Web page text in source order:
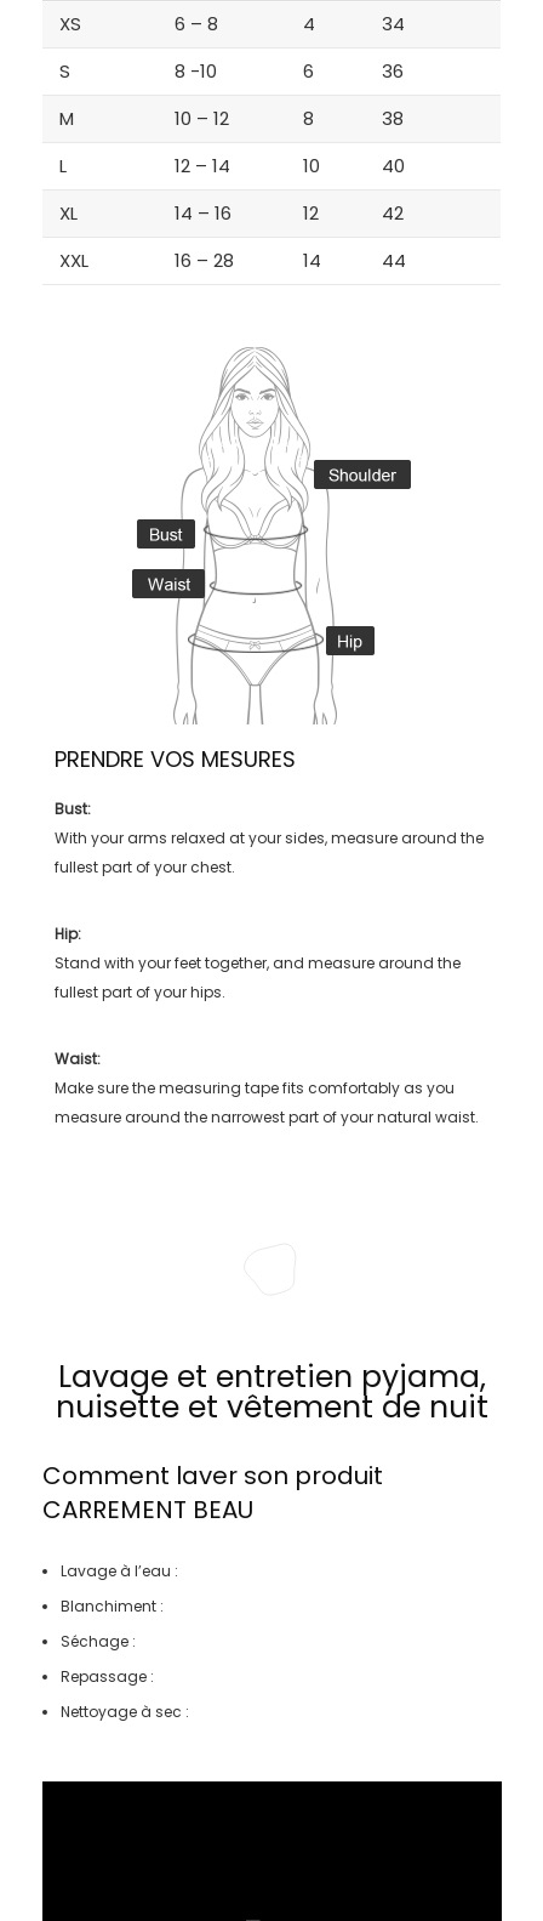
XS
6 – 8 4
34
S
8 -10 6
36
M
10 – 12 8
38
L
12 – 14 10
40
XL
14 – 16 12
42
XXL
16 – 28 14 44
PRENDRE VOS MESURES
Bust:
With your arms relaxed at your sides, measure around the
fullest part of your chest.
Hip:
Stand with your feet together, and measure around the
fullest part of your hips.
Waist:
Make sure the measuring tape fits comfortably as you
measure around the narrowest part of your natural waist.
Lavage et entretien pyjama,
nuisette et vêtement de nuit
Comment laver son produit
CARREMENT BEAU
Lavage à l’eau :
Blanchiment :
Séchage :
Repassage :
Nettoyage à sec :